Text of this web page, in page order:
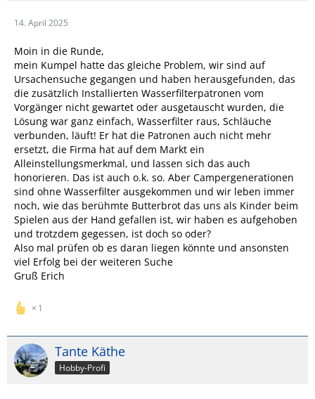
14. April 2025
Moin in die Runde,
mein Kumpel hatte das gleiche Problem, wir sind auf
Ursachensuche gegangen und haben herausgefunden, das
die zusätzlich Installierten Wasserfilterpatronen vom
Vorgänger nicht gewartet oder ausgetauscht wurden, die
Lösung war ganz einfach, Wasserfilter raus, Schläuche
verbunden, läuft! Er hat die Patronen auch nicht mehr
ersetzt, die Firma hat auf dem Markt ein
Alleinstellungsmerkmal, und lassen sich das auch
honorieren. Das ist auch o.k. so. Aber Campergenerationen
sind ohne Wasserfilter ausgekommen und wir leben immer
noch, wie das berühmte Butterbrot das uns als Kinder beim
Spielen aus der Hand gefallen ist, wir haben es aufgehoben
und trotzdem gegessen, ist doch so oder?
Also mal prüfen ob es daran liegen könnte und ansonsten
viel Erfolg bei der weiteren Suche
Gruß Erich
1
Tante Käthe
Hobby-Profi